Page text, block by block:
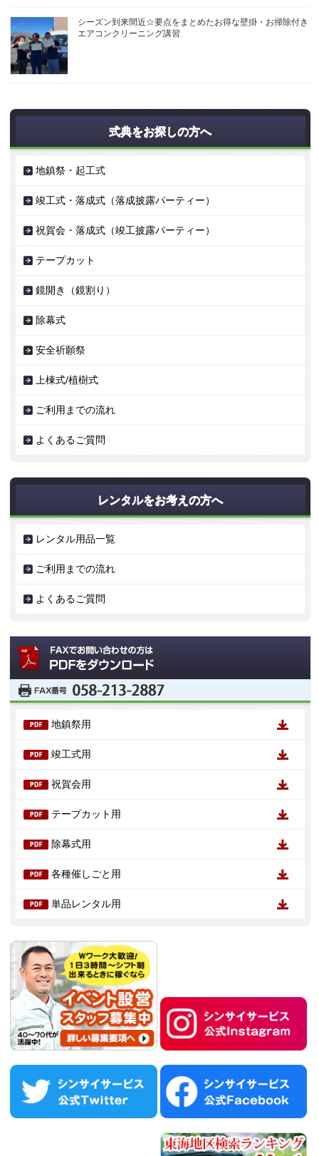
シーズン到来間近☆要点をまとめたお得な壁掛・お掃除付き
エアコンクリーニング講習
式典をお探しの方へ
地鎮祭・起工式
竣工式・落成式（落成披露パーティー）
祝賀会・落成式（竣工披露パーティー）
テープカット
鏡開き（鏡割り）
除幕式
安全祈願祭
上棟式/植樹式
ご利用までの流れ
よくあるご質問
レンタルをお考えの方へ
レンタル用品一覧
ご利用までの流れ
よくあるご質問
地鎮祭用
竣工式用
祝賀会用
テープカット用
除幕式用
各種催しごと用
単品レンタル用